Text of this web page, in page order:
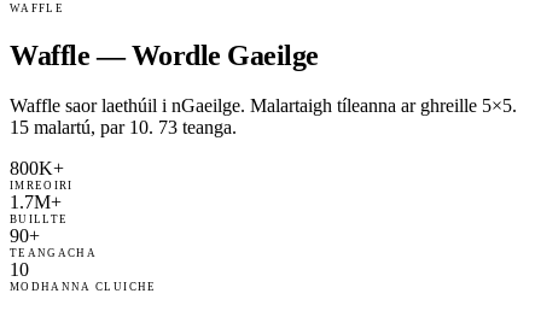
WAFFLE
Waffle — Wordle Gaeilge
Waffle saor laethúil i nGaeilge. Malartaigh tíleanna ar ghreille 5×5.
15 malartú, par 10. 73 teanga.
800K+
IMREOIRI
1.7M+
BUILLTE
90+
TEANGACHA
10
MODHANNA CLUICHE